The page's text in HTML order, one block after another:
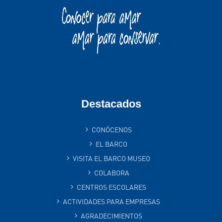
Destacados
CONÓCENOS
EL BARCO
VISITA EL BARCO MUSEO
COLABORA
CENTROS ESCOLARES
ACTIVIDADES PARA EMPRESAS
AGRADECIMIENTOS